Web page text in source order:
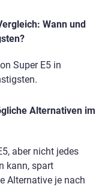
Wann und
Super E5 in
Alternativen im
aber nicht jedes
kann, spart
Alternative je nach